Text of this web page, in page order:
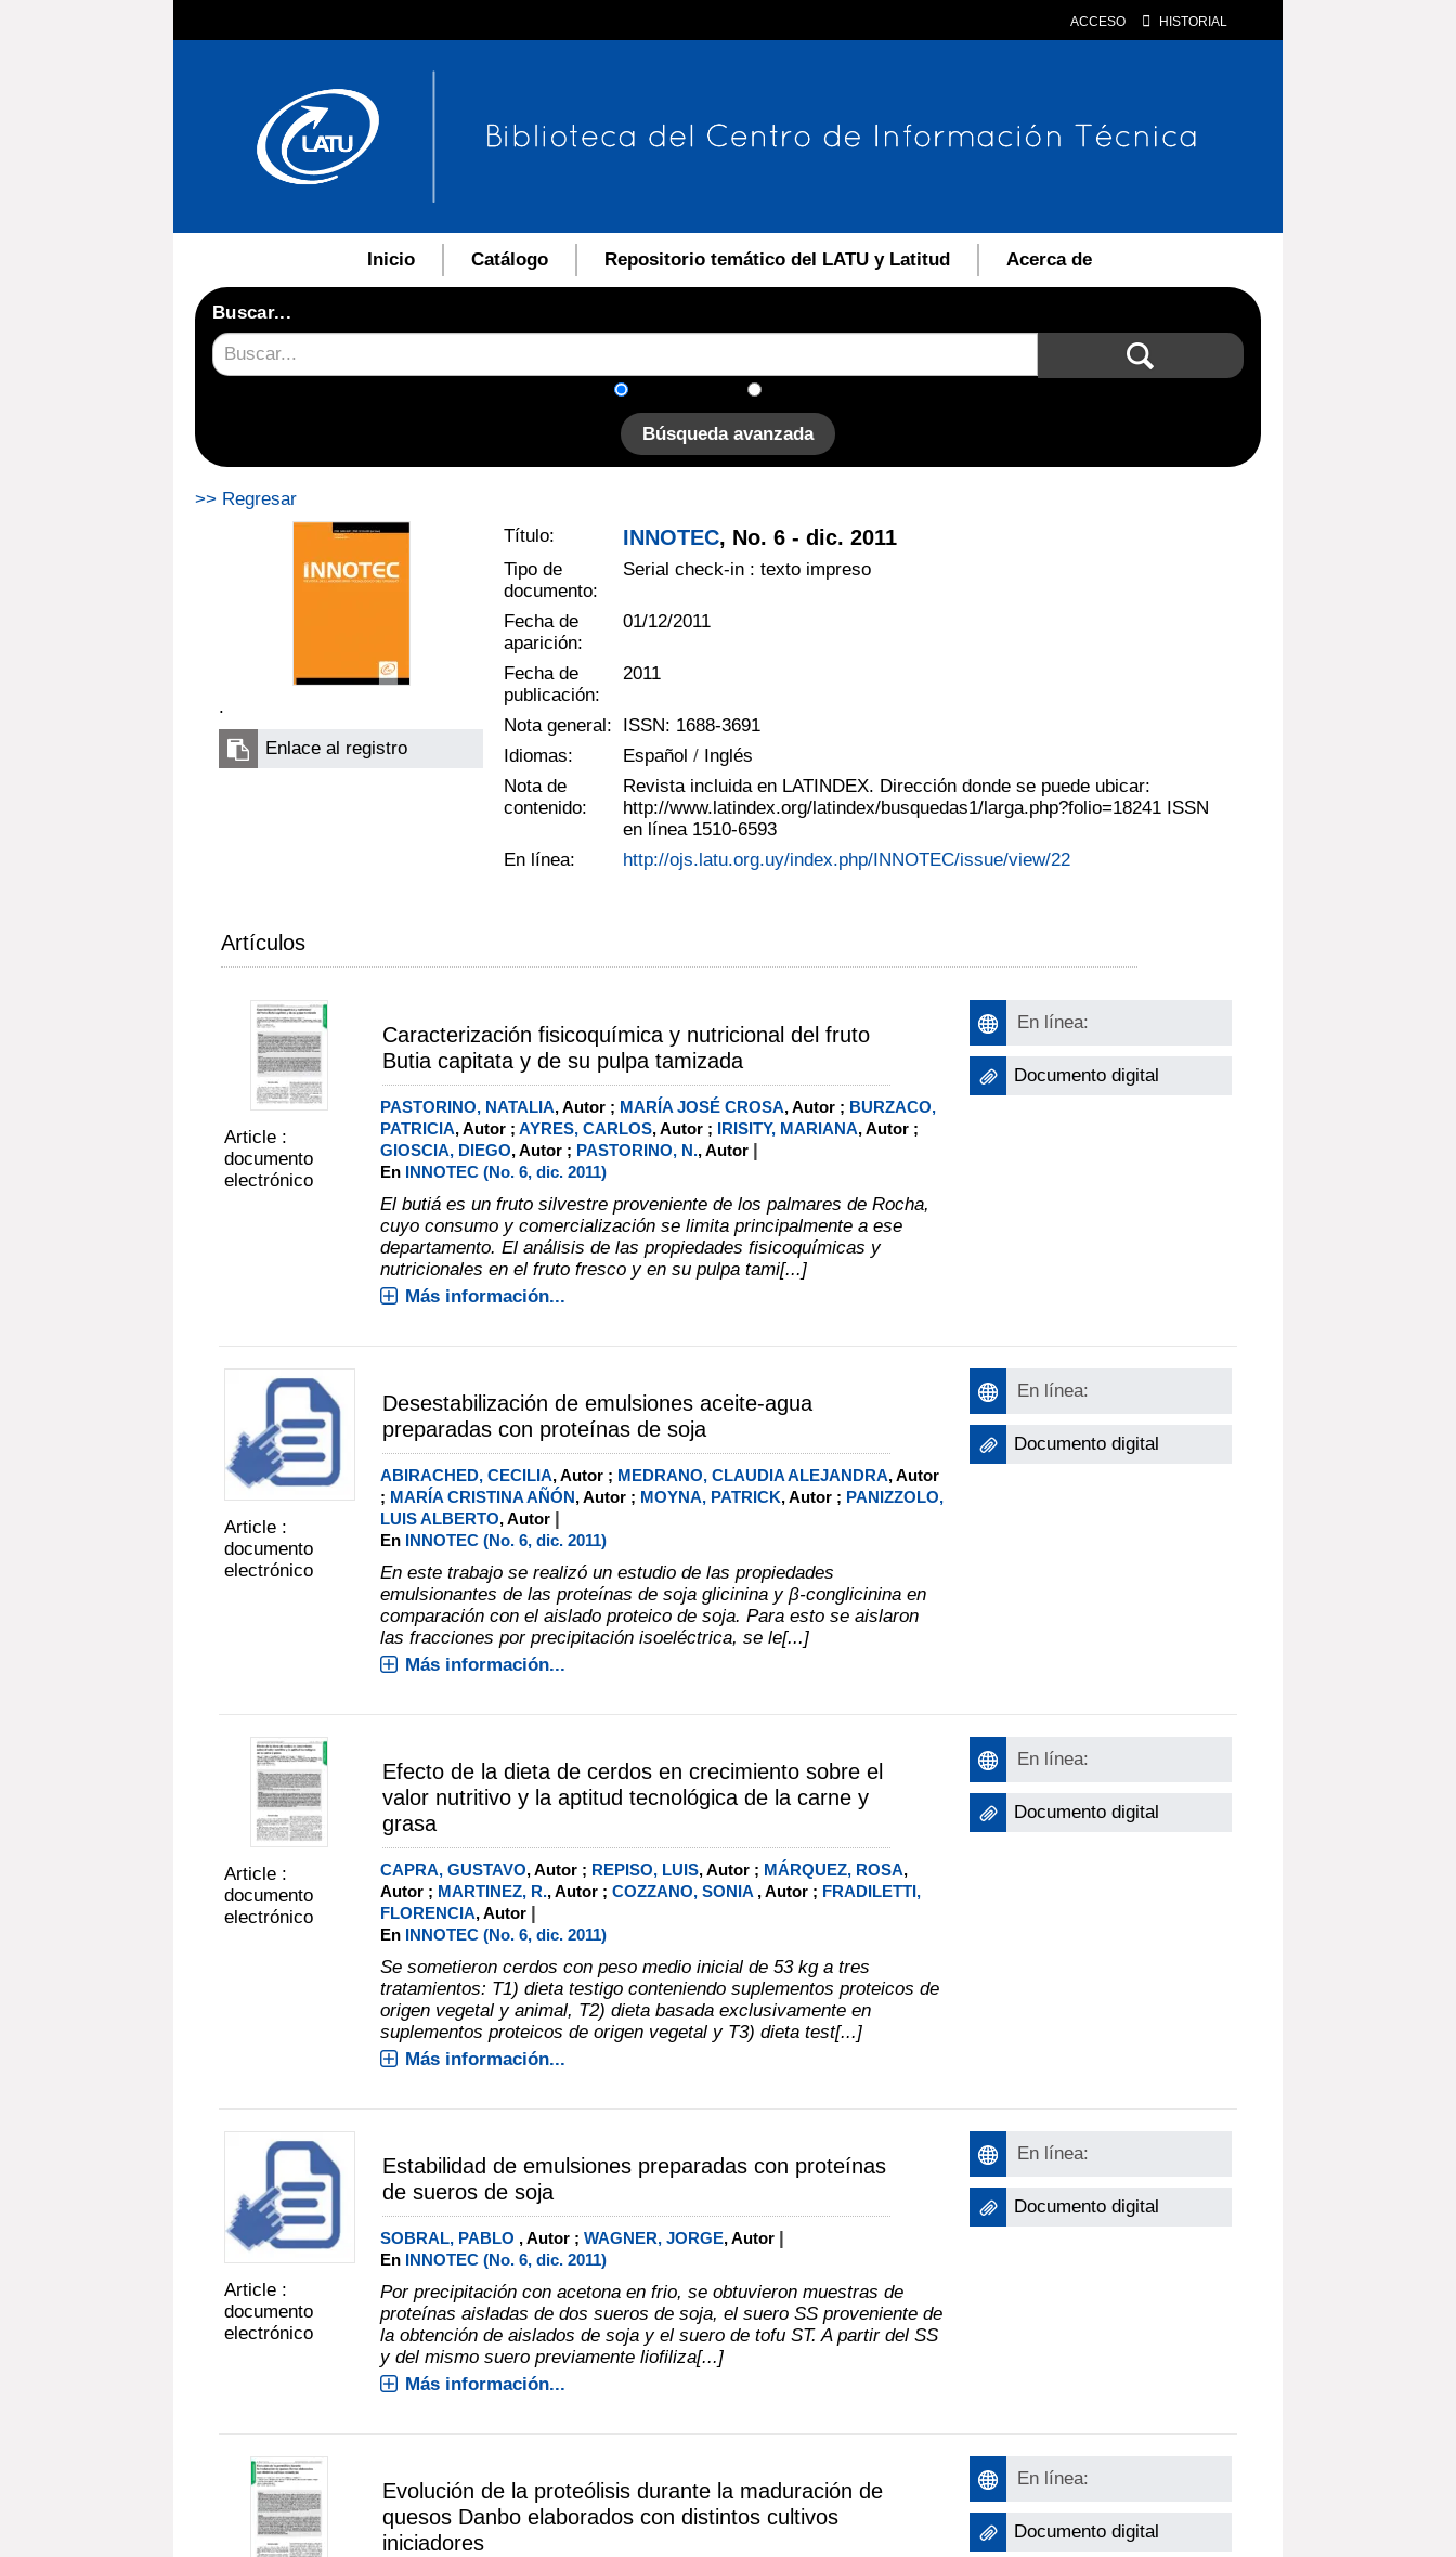
ACCESO HISTORIAL
Inicio Catálogo Repositorio temático del LATU y Latitud Acerca de
Buscar...
Búsqueda avanzada
>> Regresar
.
Enlace al registro
Título: INNOTEC, No. 6 - dic. 2011
Tipo de
documento:
Serial check-in : texto impreso
Fecha de
aparición:
01/12/2011
Fecha de
publicación:
2011
Nota general:
ISSN: 1688-3691
Idiomas:
Español / Inglés
Nota de
contenido:
Revista incluida en LATINDEX. Dirección donde se puede ubicar:
http://www.latindex.org/latindex/busquedas1/larga.php?folio=18241 ISSN
en línea 1510-6593
En línea:
http://ojs.latu.org.uy/index.php/INNOTEC/issue/view/22
Artículos
Article :
documento
electrónico
Caracterización fisicoquímica y nutricional del fruto
Butia capitata y de su pulpa tamizada
PASTORINO, NATALIA, Autor ; MARÍA JOSÉ CROSA, Autor ; BURZACO,
PATRICIA, Autor ;AYRES, CARLOS, Autor ; IRISITY, MARIANA, Autor ;
GIOSCIA, DIEGO, Autor ; PASTORINO, N., Autor |
En INNOTEC (No. 6, dic. 2011)
El butiá es un fruto silvestre proveniente de los palmares de Rocha,
cuyo consumo y comercialización se limita principalmente a ese
departamento. El análisis de las propiedades fisicoquímicas y
nutricionales en el fruto fresco y en su pulpa tami[...]
Más información...
En línea:
Documento digital
Article :
documento
electrónico
Desestabilización de emulsiones aceite-agua
preparadas con proteínas de soja
ABIRACHED, CECILIA, Autor ; MEDRANO, CLAUDIA ALEJANDRA, Autor
; MARÍA CRISTINA AÑÓN, Autor ; MOYNA, PATRICK, Autor ; PANIZZOLO,
LUIS ALBERTO, Autor |
En INNOTEC (No. 6, dic. 2011)
En este trabajo se realizó un estudio de las propiedades
emulsionantes de las proteínas de soja glicinina y β-conglicinina en
comparación con el aislado proteico de soja. Para esto se aislaron
las fracciones por precipitación isoeléctrica, se le[...]
Más información...
En línea:
Documento digital
Article :
documento
electrónico
Efecto de la dieta de cerdos en crecimiento sobre el
valor nutritivo y la aptitud tecnológica de la carne y
grasa
CAPRA, GUSTAVO, Autor ; REPISO, LUIS, Autor ; MÁRQUEZ, ROSA,
Autor ; MARTINEZ, R., Autor ;COZZANO, SONIA , Autor ; FRADILETTI,
FLORENCIA, Autor |
En INNOTEC (No. 6, dic. 2011)
Se sometieron cerdos con peso medio inicial de 53 kg a tres
tratamientos: T1) dieta testigo conteniendo suplementos proteicos de
origen vegetal y animal, T2) dieta basada exclusivamente en
suplementos proteicos de origen vegetal y T3) dieta test[...]
Más información...
En línea:
Documento digital
Article :
documento
electrónico
Estabilidad de emulsiones preparadas con proteínas
de sueros de soja
SOBRAL, PABLO , Autor ;WAGNER, JORGE, Autor |
En INNOTEC (No. 6, dic. 2011)
Por precipitación con acetona en frio, se obtuvieron muestras de
proteínas aisladas de dos sueros de soja, el suero SS proveniente de
la obtención de aislados de soja y el suero de tofu ST. A partir del SS
y del mismo suero previamente liofiliza[...]
Más información...
En línea:
Documento digital
Evolución de la proteólisis durante la maduración de
quesos Danbo elaborados con distintos cultivos
iniciadores
En línea:
Documento digital